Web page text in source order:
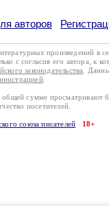
авторов
произведений в
с согласия его автора, к
законодательства .
.
сумме
посетителей.
союза писателей 18+